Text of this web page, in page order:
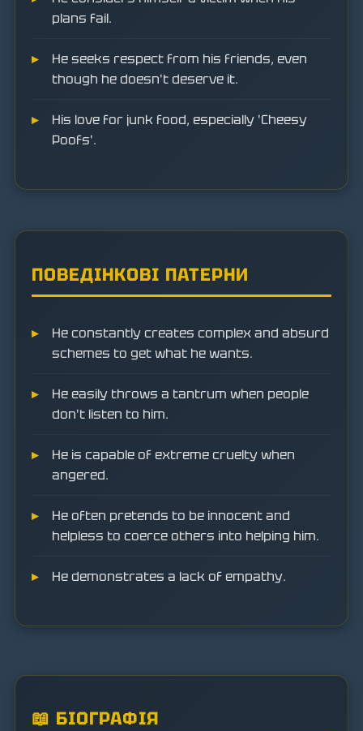
plans fail.
He seeks respect from his friends, even
though he doesn't deserve it.
His love for junk food, especially 'Cheesy
Poofs'.
ПОВЕДІНКОВІ ПАТЕРНИ
He constantly creates complex and absurd
schemes to get what he wants.
He easily throws a tantrum when people
don't listen to him.
He is capable of extreme cruelty when
angered.
He often pretends to be innocent and
helpless to coerce others into helping him.
He demonstrates a lack of empathy.
📖 БІОГРАФІЯ